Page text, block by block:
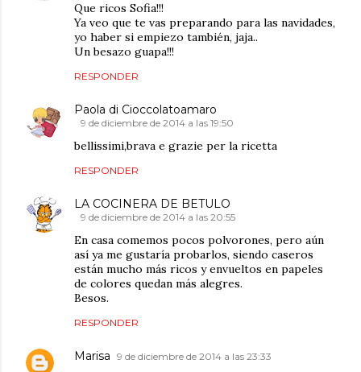
Que ricos Sofia!!!
Ya veo que te vas preparando para las navidades,
yo haber si empiezo también, jaja..
Un besazo guapa!!!
RESPONDER
Paola di Cioccolatoamaro
9 de diciembre de 2014 a las 19:50
bellissimi,brava e grazie per la ricetta
RESPONDER
LA COCINERA DE BETULO
9 de diciembre de 2014 a las 20:55
En casa comemos pocos polvorones, pero aún
así ya me gustaría probarlos, siendo caseros
están mucho más ricos y envueltos en papeles
de colores quedan más alegres.
Besos.
RESPONDER
Marisa 9 de diciembre de 2014 a las 23:33